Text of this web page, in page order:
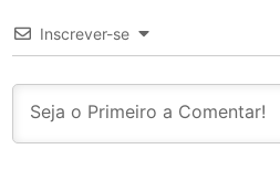
Inscrever-se